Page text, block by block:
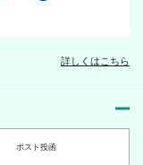
詳しくはこちら
ポスト投函